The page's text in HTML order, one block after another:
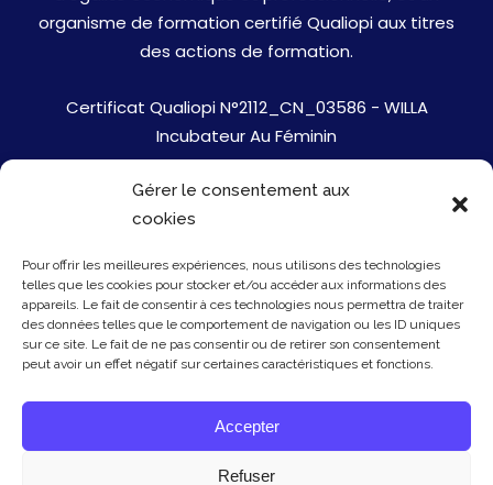
Gérer le consentement aux
cookies
Pour offrir les meilleures expériences, nous utilisons des technologies
telles que les cookies pour stocker et/ou accéder aux informations des
appareils. Le fait de consentir à ces technologies nous permettra de traiter
des données telles que le comportement de navigation ou les ID uniques
sur ce site. Le fait de ne pas consentir ou de retirer son consentement
peut avoir un effet négatif sur certaines caractéristiques et fonctions.
Accepter
Refuser
organisme de formation certifié Qualiopi aux titres
des actions de formation.
Certificat Qualiopi N°2112_CN_03586 - WILLA
Incubateur Au Féminin
Jobs
Mentions Légales
Politique de cookies
Presse